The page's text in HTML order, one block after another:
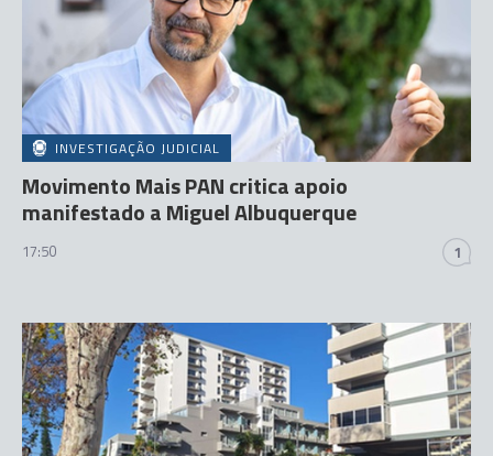
INVESTIGAÇÃO JUDICIAL
Movimento Mais PAN critica apoio
manifestado a Miguel Albuquerque
17:50 1